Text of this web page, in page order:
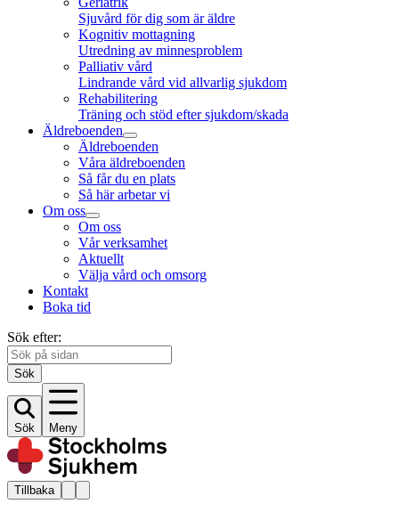
Sjuvård för dig som är äldre
Kognitiv mottagning
Utredning av minnesproblem
Palliativ vård
Lindrande vård vid allvarlig sjukdom
Rehabilitering
Träning och stöd efter sjukdom/skada
Äldreboenden
Äldreboenden
Våra äldreboenden
Så får du en plats
Så här arbetar vi
Om oss
Om oss
Vår verksamhet
Aktuellt
Välja vård och omsorg
Kontakt
Boka tid
Sök efter:
Sök
Sök Meny
Tillbaka